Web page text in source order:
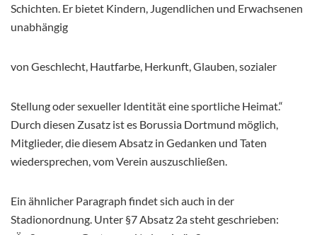
Schichten. Er bietet Kindern, Jugendlichen und Erwachsenen
unabhängig
von Geschlecht, Hautfarbe, Herkunft, Glauben, sozialer
Stellung oder sexueller Identität eine sportliche Heimat.“
Durch diesen Zusatz ist es Borussia Dortmund möglich,
Mitglieder, die diesem Absatz in Gedanken und Taten
wiedersprechen, vom Verein auszuschließen.
Ein ähnlicher Paragraph findet sich auch in der
Stadionordnung. Unter §7 Absatz 2a steht geschrieben: